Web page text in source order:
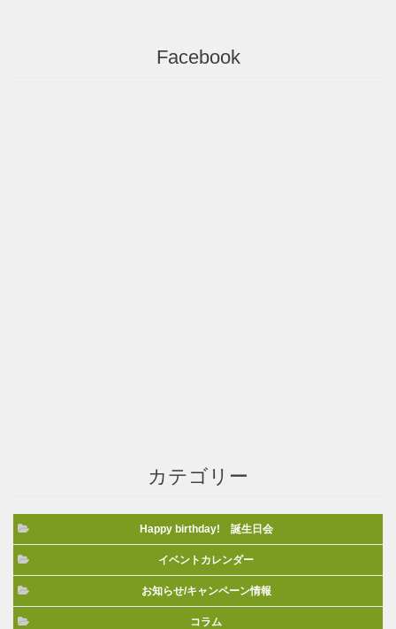
Facebook
カテゴリー
Happy birthday! 誕生日会
イベントカレンダー
お知らせ/キャンペーン情報
コラム